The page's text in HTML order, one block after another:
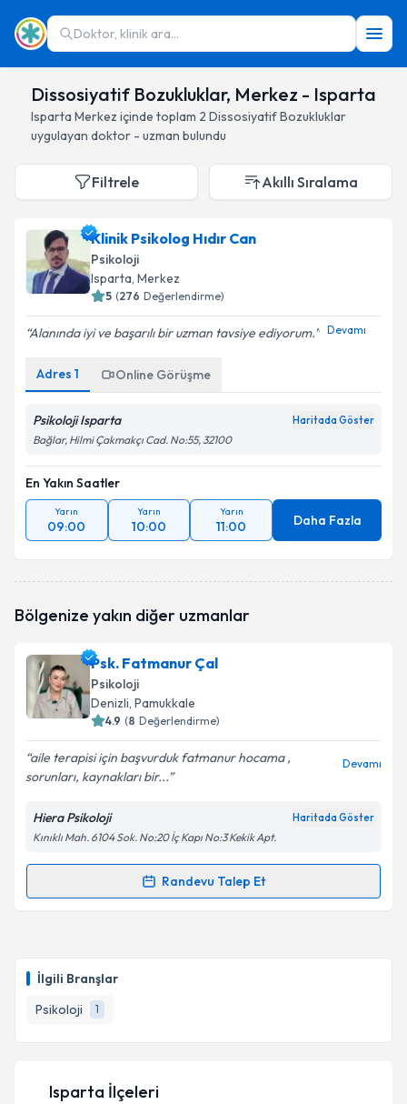
Doktor, klinik ara...
Dissosiyatif Bozukluklar, Merkez - Isparta
Isparta Merkez içinde toplam 2 Dissosiyatif Bozukluklar
uygulayan doktor - uzman bulundu
İlgili Branşlar
Psikoloji
1
Filtrele Akıllı Sıralama
Klinik Psikolog Hıdır Can
Psikoloji
Isparta, Merkez
5 (276 Değerlendirme)
Alanında iyi ve başarılı bir uzman tavsiye ediyorum. Devamı
Adres 1 Online Görüşme
Psikoloji Isparta Haritada Göster
Bağlar, Hilmi Çakmakçı Cad. No:55, 32100
En Yakın Saatler
Yarın
09:00
Yarın
10:00
Yarın
11:00 Daha Fazla
Bölgenize yakın diğer uzmanlar
Psk. Fatmanur Çal
Psikoloji
Denizli, Pamukkale
4.9 (8 Değerlendirme)
aile terapisi için başvurduk fatmanur hocama ,
sorunları, kaynakları bir...
Devamı
Hiera Psikoloji Haritada Göster
Kınıklı Mah. 6104 Sok. No:20 İç Kapı No:3 Kekik Apt.
Randevu Talep Et
Randevu Takvimi Talebi
takvim hazırlandığında e-posta ile bilgilendireceğiz.
E-posta Adresiniz
Isparta İlçeleri